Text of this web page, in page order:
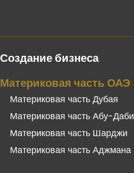
Создание бизнеса
Материковая часть ОАЭ
Материковая часть Дубая
Материковая часть Абу-Даби
Материковая часть Шарджи
Материковая часть Аджмана